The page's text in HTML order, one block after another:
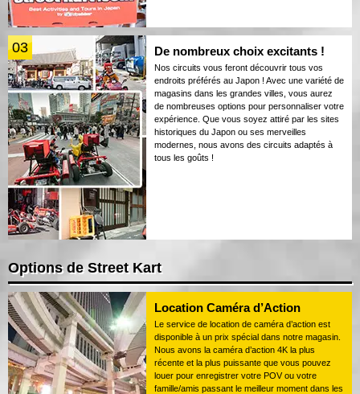
03 De nombreux choix excitants !
Nos circuits vous feront découvrir tous vos
endroits préférés au Japon ! Avec une variété de
magasins dans les grandes villes, vous aurez
de nombreuses options pour personnaliser votre
expérience. Que vous soyez attiré par les sites
historiques du Japon ou ses merveilles
modernes, nous avons des circuits adaptés à
tous les goûts !
Options de Street Kart
Location Caméra d’Action
Le service de location de caméra d’action est
disponible à un prix spécial dans notre magasin.
Nous avons la caméra d’action 4K la plus
récente et la plus puissante que vous pouvez
louer pour enregistrer votre POV ou votre
famille/amis passant le meilleur moment dans les